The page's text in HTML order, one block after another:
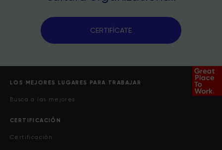
CERTIFÍCATE
LOS MEJORES LUGARES PARA TRABAJAR
Busca a las mejores
CERTIFICACIÓN
Certificación